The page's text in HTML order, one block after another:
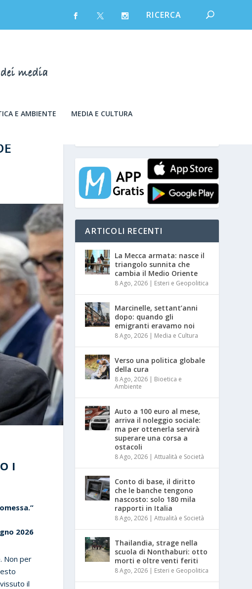
E AMBIENTE MEDIA E CULTURA
I
2026
Non per
il
ARTICOLI RECENTI
La Mecca armata: nasce il
triangolo sunnita che
cambia il Medio Oriente
8 Ago, 2026 | Esteri e Geopolitica
Marcinelle, settant’anni
dopo: quando gli
emigranti eravamo noi
8 Ago, 2026 | Media e Cultura
Verso una politica globale
della cura
8 Ago, 2026 | Bioetica e
Ambiente
Auto a 100 euro al mese,
arriva il noleggio sociale:
ma per ottenerla servirà
superare una corsa a
ostacoli
8 Ago, 2026 |Attualità e Società
Conto di base, il diritto
che le banche tengono
nascosto: solo 180 mila
rapporti in Italia
8 Ago, 2026 |Attualità e Società
Thailandia, strage nella
scuola di Nonthaburi: otto
morti e oltre venti feriti
8 Ago, 2026 | Esteri e Geopolitica